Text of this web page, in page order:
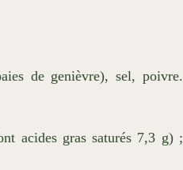
de genièvre), sel, poivre.
acides gras saturés 7,3 g) ;